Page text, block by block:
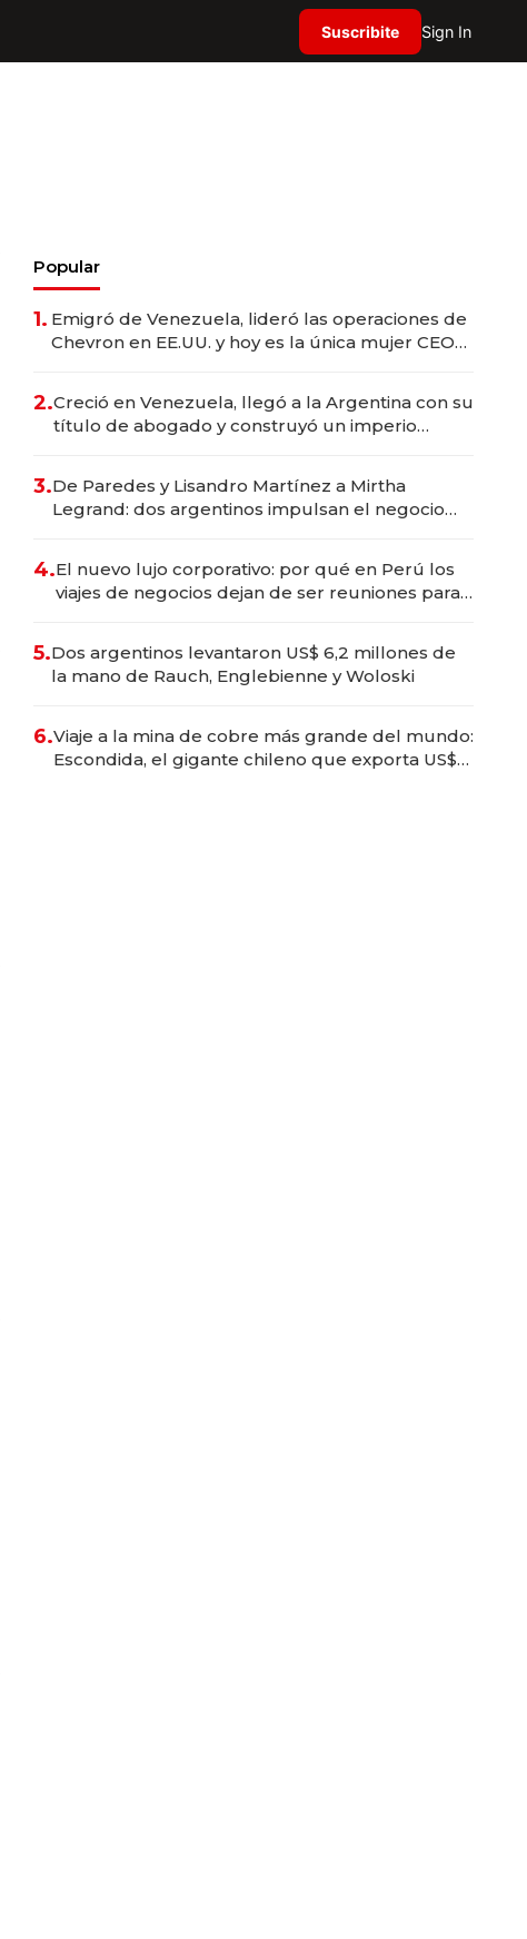
Suscribite Sign In
Popular
1. Emigró de Venezuela, lideró las operaciones de
Chevron en EE.UU. y hoy es la única mujer CEO
2.Creció en Venezuela, llegó a la Argentina con su
título de abogado y construyó un imperio
3.De Paredes y Lisandro Martínez a Mirtha
Legrand: dos argentinos impulsan el negocio
4.El nuevo lujo corporativo: por qué en Perú los
viajes de negocios dejan de ser reuniones para
5.Dos argentinos levantaron US$ 6,2 millones de
la mano de Rauch, Englebienne y Woloski
6.Viaje a la mina de cobre más grande del mundo:
Escondida, el gigante chileno que exporta US$